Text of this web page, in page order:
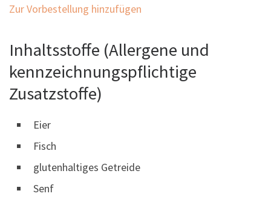
Zur Vorbestellung hinzufügen
Inhaltsstoffe (Allergene und
kennzeichnungspflichtige
Zusatzstoffe)
Eier
Fisch
glutenhaltiges Getreide
Senf